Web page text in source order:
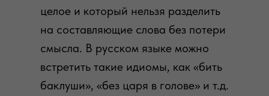
целое и который нельзя разделить
на составляющие слова без потери
смысла. В русском языке можно
встретить такие идиомы, как «бить
баклуши», «без царя в голове» и т.д.